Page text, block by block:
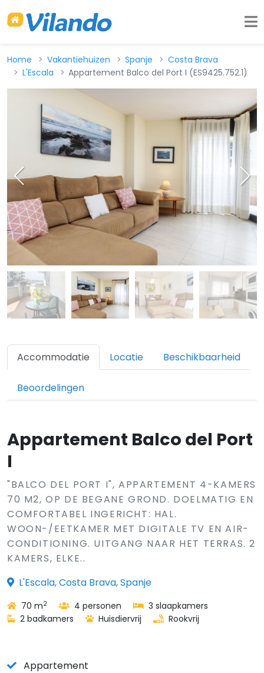
Home Vakantiehuizen Spanje
Costa Brava
L'Escala
Appartement Balco del Port I (ES9425.752.1)
Accommodatie Locatie Beschikbaarheid
Beoordelingen
Appartement Balco del Port
I
"BALCO DEL PORT I", APPARTEMENT 4-KAMERS
70 M2, OP DE BEGANE GROND. DOELMATIG EN
COMFORTABEL INGERICHT: HAL.
WOON-/EETKAMER MET DIGITALE TV EN AIR-
CONDITIONING. UITGANG NAAR HET TERRAS. 2
KAMERS, ELKE..
L'Escala, Costa Brava, Spanje
70 m2 4 personen
3 slaapkamers
2 badkamers
Huisdiervrij Rookvrij
Appartement